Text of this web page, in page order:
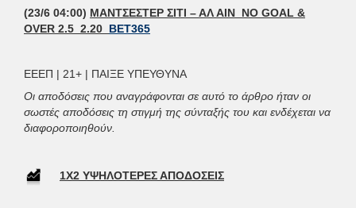
(23/6 04:00) ΜΑΝΤΣΕΣΤΕΡ ΣΙΤΙ – ΑΛ ΑΙΝ NO GOAL &
OVER 2.5 2.20 BET365
ΕΕΕΠ | 21+ | ΠΑΙΞΕ ΥΠΕΥΘΥΝΑ
Οι αποδόσεις που αναγράφονται σε αυτό το άρθρο ήταν οι
σωστές αποδόσεις τη στιγμή της σύνταξής του και ενδέχεται να
διαφοροποιηθούν.
1Χ2 ΥΨΗΛΟΤΕΡΕΣ ΑΠΟΔΟΣΕΙΣ